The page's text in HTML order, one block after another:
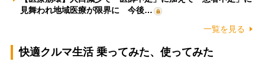
見舞われ地域医療が限界に 今後…
一覧を見る
快適クルマ生活 乗ってみた、使ってみた